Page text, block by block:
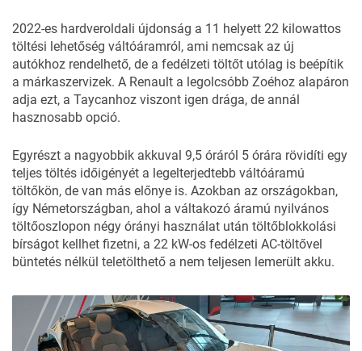
2022-es hardveroldali újdonság a 11 helyett 22 kilowattos
töltési lehetőség váltóáramról, ami nemcsak az új
autókhoz rendelhető, de a fedélzeti töltőt utólag is beépítik
a márkaszervizek. A Renault a legolcsóbb Zoéhoz alapáron
adja ezt, a Taycanhoz viszont igen drága, de annál
hasznosabb opció.
Egyrészt a nagyobbik akkuval 9,5 óráról 5 órára rövidíti egy
teljes töltés időigényét a legelterjedtebb váltóáramú
töltőkön, de van más előnye is. Azokban az országokban,
így Németországban, ahol a váltakozó áramú nyilvános
töltőoszlopon négy órányi használat után töltőblokkolási
bírságot kellhet fizetni, a 22 kW-os fedélzeti AC-töltővel
büntetés nélkül teletölthető a nem teljesen lemerült akku.